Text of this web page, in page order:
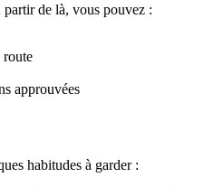
de là, vous pouvez :
route
approuvées
habitudes à garder :